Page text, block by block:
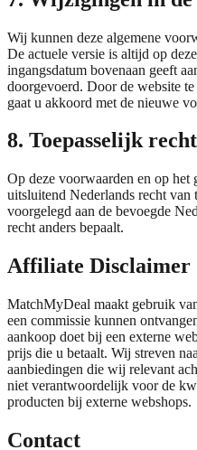
Wij kunnen deze algemene
De actuele versie is altijd op
ingangsdatum bovenaan geeft
doorgevoerd. Door de website
gaat u akkoord met de nieuwe
8. Toepasselijk
Op deze voorwaarden en op het
uitsluitend Nederlands recht van
voorgelegd aan de bevoegde
recht anders bepaalt.
Affiliate Disclaimer
MatchMyDeal maakt gebruik
een commissie kunnen
aankoop doet bij een externe
prijs die u betaalt. Wij streven
aanbiedingen die wij relevant
niet verantwoordelijk voor de
producten bij externe webshops.
Contact